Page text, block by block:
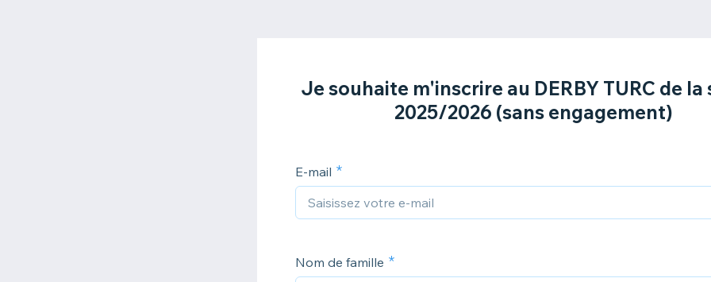
Je souhaite m'inscrire au DERBY TURC de la
2025/2026 (sans engagement)
E-mail
Nom de famille